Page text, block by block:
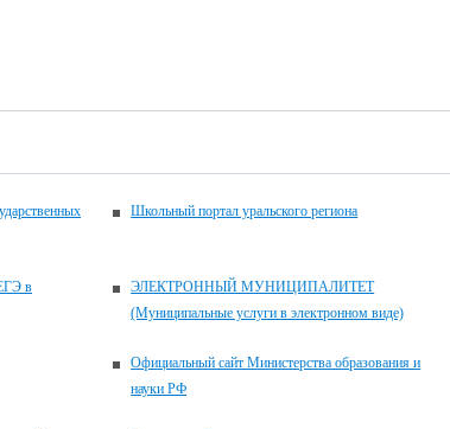
Школьный портал уральского региона
в
ЭЛЕКТРОННЫЙ МУНИЦИПАЛИТЕТ
(Муниципальные услуги в электронном виде)
Официальный сайт Министерства образования и
науки РФ